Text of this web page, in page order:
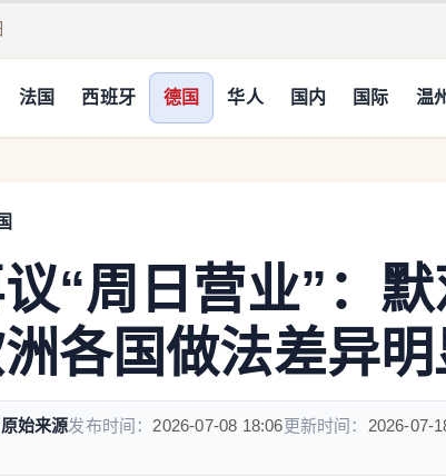
法国 西班牙 德国 华人 国内 国际 温
“周日营业”：
各国做法差异明
始来源发布时间： 2026-07-08 18:06更新时间： 2026-07-